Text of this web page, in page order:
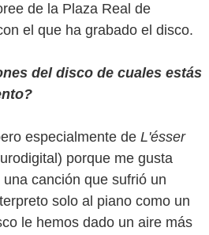
de la Plaza Real de
el que ha grabado el disco.
del disco de cuales estás
especialmente de L'ésser
porque me gusta
canción que sufrió un
solo al piano como un
le hemos dado un aire más